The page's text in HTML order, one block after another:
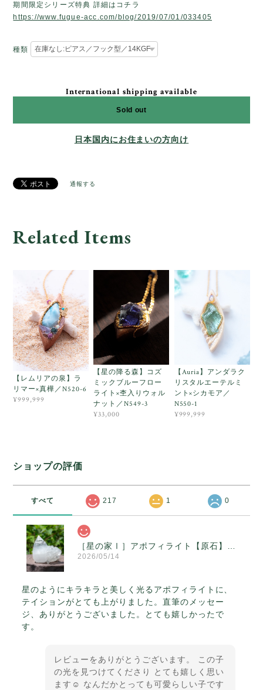
期間限定シリーズ特典 詳細はコチラ
https://www.fugue-acc.com/blog/2019/07/01/033405
種類
International shipping available
Sold out
日本国内にお住まいの方向け
通報する
Related Items
【レムリアの泉】ラ
リマー×真樺／N520-6
¥999,999
【星の降る森】コズ
ミックブルーフロー
ライト×杢入りウォル
ナット／N549-3
¥33,000
【Auria】アンダラク
リスタルエーテルミ
ント×シカモア／
N550-1
¥999,999
ショップの評価
すべて 217 1 0
2026/05/14
星のようにキラキラと美しく光るアポフィライトに、
テイションがとても上がりました。直筆のメッセー
ジ、ありがとうございました。とても嬉しかったで
す。
レビューをありがとうございます。 この子
の光を見つけてくださり とても嬉しく思い
ます☺️ なんだかとっても可愛らしい子です